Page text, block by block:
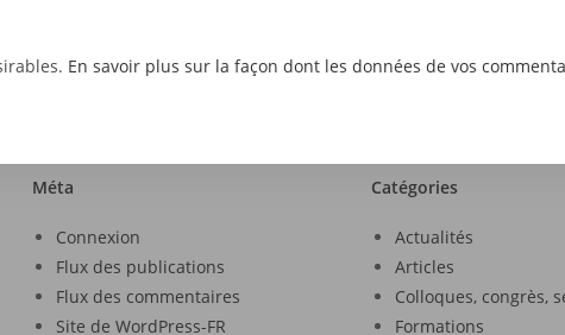
En savoir plus sur la façon dont les données de vos
Méta
Connexion
Flux des publications
Flux des commentaires
Site de WordPress-FR
Catégories
Actualités
Articles
Colloques, congrès,
Formations